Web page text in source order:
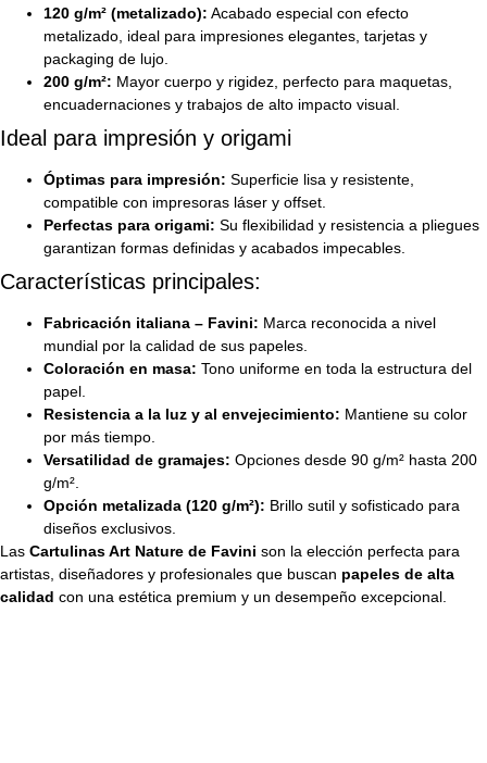
120 g/m² (metalizado): Acabado especial con efecto
metalizado, ideal para impresiones elegantes, tarjetas y
packaging de lujo.
200 g/m²: Mayor cuerpo y rigidez, perfecto para maquetas,
encuadernaciones y trabajos de alto impacto visual.
Ideal para impresión y origami
Óptimas para impresión: Superficie lisa y resistente,
compatible con impresoras láser y offset.
Perfectas para origami: Su flexibilidad y resistencia a pliegues
garantizan formas definidas y acabados impecables.
Características principales:
Fabricación italiana – Favini: Marca reconocida a nivel
mundial por la calidad de sus papeles.
Coloración en masa: Tono uniforme en toda la estructura del
papel.
Resistencia a la luz y al envejecimiento: Mantiene su color
por más tiempo.
Versatilidad de gramajes: Opciones desde 90 g/m² hasta 200
g/m².
Opción metalizada (120 g/m²): Brillo sutil y sofisticado para
diseños exclusivos.
Las Cartulinas Art Nature de Favini son la elección perfecta para
artistas, diseñadores y profesionales que buscan papeles de alta
calidad con una estética premium y un desempeño excepcional.